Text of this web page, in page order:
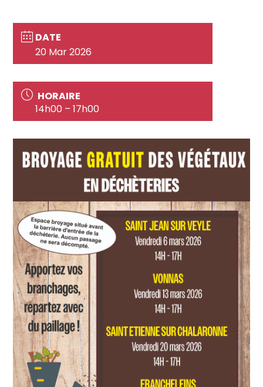
DATE
20 Mar 2026
HORAIRE
14h00 – 17h00